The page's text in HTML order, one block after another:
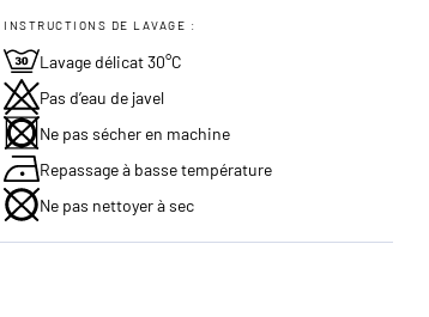
INSTRUCTIONS DE LAVAGE :
Lavage délicat 30°C
Pas d’eau de javel
Ne pas sécher en machine
Repassage à basse température
Ne pas nettoyer à sec